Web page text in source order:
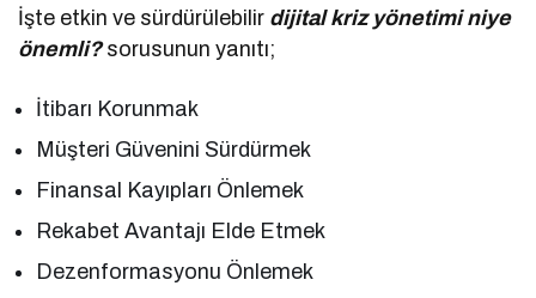
İşte etkin ve sürdürülebilir dijital kriz yönetimi niye
önemli? sorusunun yanıtı;
İtibarı Korunmak
Müşteri Güvenini Sürdürmek
Finansal Kayıpları Önlemek
Rekabet Avantajı Elde Etmek
Dezenformasyonu Önlemek